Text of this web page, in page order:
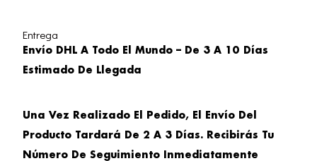
Entrega
Envío DHL A Todo El Mundo – De 3 A 10 Días
Estimado De Llegada
Una Vez Realizado El Pedido, El Envío Del
Producto Tardará De 2 A 3 Días. Recibirás Tu
Número De Seguimiento Inmediatamente